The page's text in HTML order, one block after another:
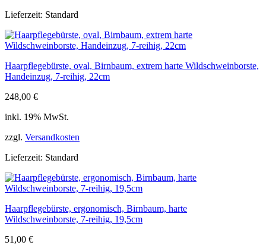
Lieferzeit: Standard
Haarpflegebürste, oval, Birnbaum, extrem harte Wildschweinborste,
Handeinzug, 7-reihig, 22cm
248,00 €
inkl. 19% MwSt.
zzgl. Versandkosten
Lieferzeit: Standard
Haarpflegebürste, ergonomisch, Birnbaum, harte
Wildschweinborste, 7-reihig, 19,5cm
51,00 €